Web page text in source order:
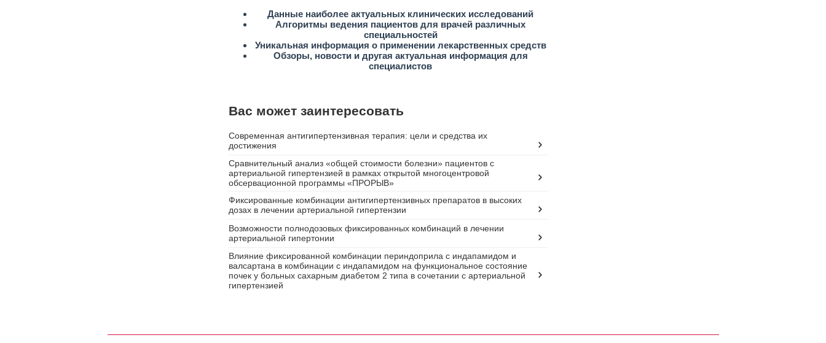
Данные наиболее актуальных клинических исследований
Алгоритмы ведения пациентов для врачей различных
специальностей
Уникальная информация о применении лекарственных средств
Обзоры, новости и другая актуальная информация для
специалистов
Вас может заинтересовать
Современная антигипертензивная терапия: цели и средства их
достижения
Сравнительный анализ «общей стоимости болезни» пациентов с
артериальной гипертензией в рамках открытой многоцентровой
обсервационной программы «ПРОРЫВ»
Фиксированные комбинации антигипертензивных препаратов в высоких
дозах в лечении артериальной гипертензии
Возможности полнодозовых фиксированных комбинаций в лечении
артериальной гипертонии
Влияние фиксированной комбинации периндоприла с индапамидом и
валсартана в комбинации с индапамидом на функциональное состояние
почек у больных сахарным диабетом 2 типа в сочетании с артериальной
гипертензией